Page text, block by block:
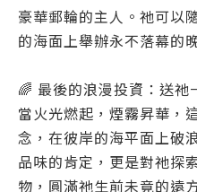
豪華郵輪的主人。祂可以
的海面上舉辦永不落幕的
🌈 最後的浪漫投資：送祂
當火光燃起，煙霧昇華，
念，在彼岸的海平面上破
品味的肯定，更是對祂探
物，圓滿祂生前未竟的遠